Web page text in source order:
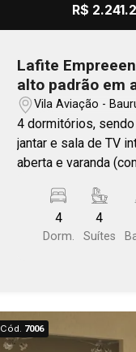
R$
Lafite
alto padrão em
com previsão de
final 2026
Vila Aviação -
4 dormitórios,
jantar e sala de TV
aberta e varanda
living ampliado, ilha
Localização
acesso as
4
Dorm.
4
Suítes
Cód. 7006